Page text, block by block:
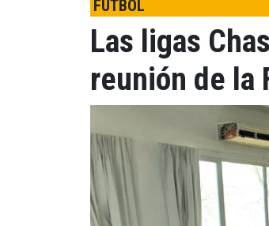
FUTBOL
Las ligas
reunión de la